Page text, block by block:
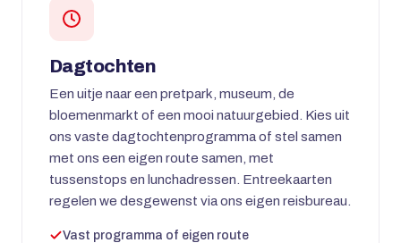
Dagtochten
Een uitje naar een pretpark, museum, de
bloemenmarkt of een mooi natuurgebied. Kies uit
ons vaste dagtochtenprogramma of stel samen
met ons een eigen route samen, met
tussenstops en lunchadressen. Entreekaarten
regelen we desgewenst via ons eigen reisbureau.
Vast programma of eigen route